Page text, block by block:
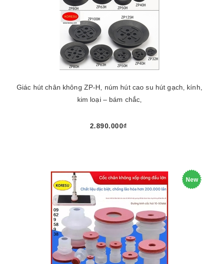
Giác hút chân không ZP-H, núm hút cao su hút gạch, kính,
kim loại – bám chắc,
2.890.000₫
New